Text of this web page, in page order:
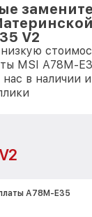
V2
MSI A78M-
в наличии
A78M-E35